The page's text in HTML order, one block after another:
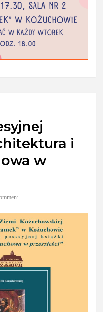
i
w